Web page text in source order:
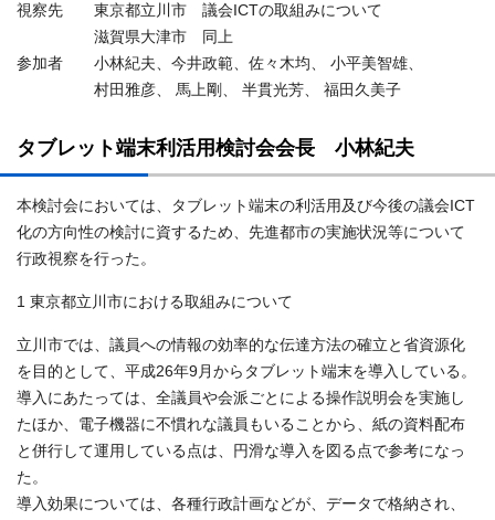
視察先 東京都立川市 議会ICTの取組みについて
滋賀県大津市 同上
参加者 小林紀夫、今井政範、佐々木均、 小平美智雄、
村田雅彦、 馬上剛、 半貫光芳、 福田久美子
タブレット端末利活用検討会会長 小林紀夫
本検討会においては、タブレット端末の利活用及び今後の議会ICT
化の方向性の検討に資するため、先進都市の実施状況等について
行政視察を行った。
1 東京都立川市における取組みについて
立川市では、議員への情報の効率的な伝達方法の確立と省資源化
を目的として、平成26年9月からタブレット端末を導入している。
導入にあたっては、全議員や会派ごとによる操作説明会を実施し
たほか、電子機器に不慣れな議員もいることから、紙の資料配布
と併行して運用している点は、円滑な導入を図る点で参考になっ
た。
導入効果については、各種行政計画などが、データで格納され、